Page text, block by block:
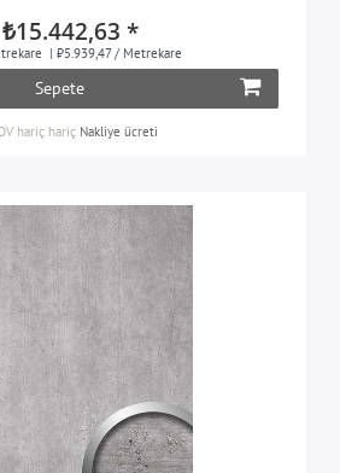
₺15.442,63 *
| ₺5.939,47 / Metrekare
Sepete
hariç hariç Nakliye ücreti